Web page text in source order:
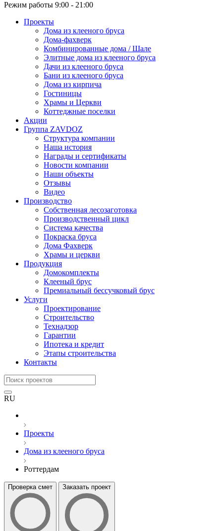
Режим работы 9:00 - 21:00
Проекты
Дома из клееного бруса
Дома-фахверк
Комбинированные дома / Шале
Элитные дома из клееного бруса
Дачи из клееного бруса
Бани из клееного бруса
Дома из кирпича
Гостиницы
Храмы и Церкви
Коттеджные поселки
Акции
Группа ZAVDOZ
Структура компании
Наша история
Награды и сертификаты
Новости компании
Наши объекты
Отзывы
Видео
Производство
Собственная лесозаготовка
Производственный цикл
Система качества
Покраска бруса
Дома Фахверк
Храмы и церкви
Продукция
Домокомплекты
Клееный брус
Премиальный бессучковый брус
Услуги
Проектирование
Строительство
Технадзор
Гарантии
Ипотека и кредит
Этапы строительства
Контакты
RU
Проекты
Дома из клееного бруса
Роттердам
Проверка смет Заказать проект